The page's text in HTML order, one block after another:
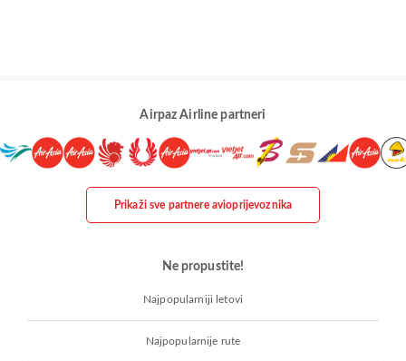
Airpaz Airline partneri
Prikaži sve partnere avioprijevoznika
Ne propustite!
Najpopularniji letovi
Najpopularnije rute